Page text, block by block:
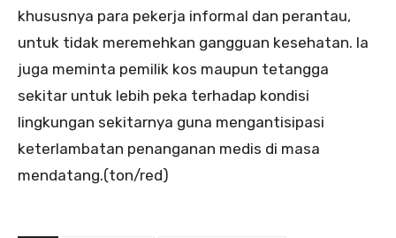
khususnya para pekerja informal dan perantau,
untuk tidak meremehkan gangguan kesehatan. Ia
juga meminta pemilik kos maupun tetangga
sekitar untuk lebih peka terhadap kondisi
lingkungan sekitarnya guna mengantisipasi
keterlambatan penanganan medis di masa
mendatang.(ton/red)